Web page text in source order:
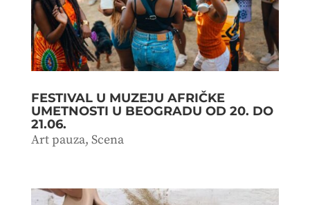
FESTIVAL U MUZEJU AFRIČKE
UMETNOSTI U BEOGRADU OD 20. DO
21.06.
Art pauza, Scena